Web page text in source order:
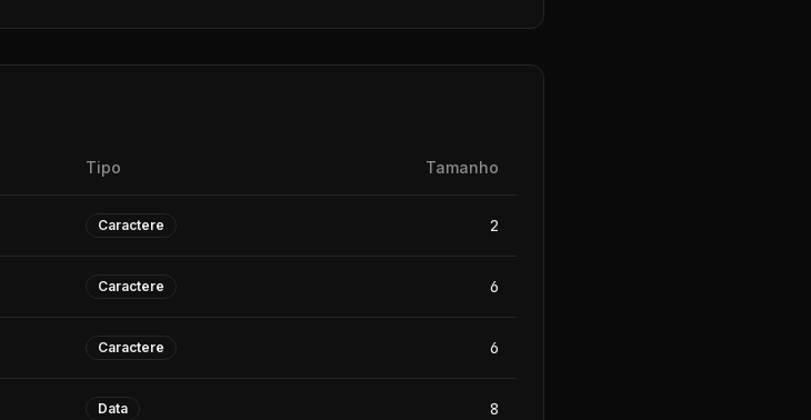
Tipo Tamanho
Caractere 2
Caractere 6
Caractere 6
Data 8